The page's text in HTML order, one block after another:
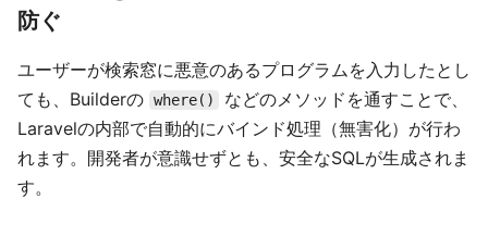
防ぐ
ユーザーが検索窓に悪意のあるプログラムを入力したとし
ても、Builderの where()
などのメソッドを通すことで、
Laravelの内部で自動的にバインド処理（無害化）が行わ
れます。開発者が意識せずとも、安全なSQLが生成されま
す。